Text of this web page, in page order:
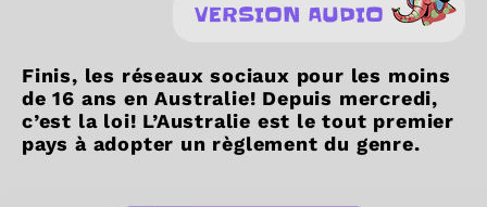
VERSION AUDIO
Finis, les réseaux sociaux pour les moins
de 16 ans en Australie! Depuis mercredi,
c’est la loi! L’Australie est le tout premier
pays à adopter un règlement du genre.